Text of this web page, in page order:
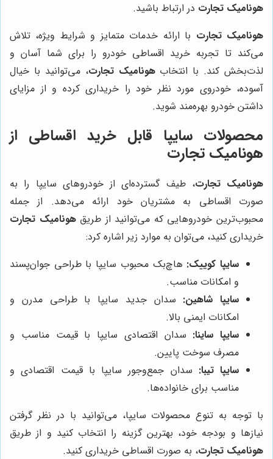
هونامیک تجارت در ارتباط باشید.
هونامیک تجارت با ارائه خدمات متمایز و شرایط ویژه، تلاش
می‌کند تا تجربه خرید اقساطی خودرو را برای شما آسان و
لذت‌بخش کند. با انتخابهونامیک تجارت، می‌توانید با خیال
آسوده، خودروی مورد نظر خود را خریداری کرده و از مزایای
داشتن خودرو بهره‌مند شوید.
محصولات سایپا قابل خرید اقساطی از
هونامیک تجارت
هونامیک تجارت، طیف گسترده‌ای از خودروهای سایپا را به
صورت اقساطی به مشتریان خود ارائه می‌دهد. از جمله
محبوب‌ترین خودروهایی که می‌توانید از طریقهونامیک تجارت
خریداری کنید، می‌توان به موارد زیر اشاره کرد:
سایپا کوییک: هاچ‌بک محبوب سایپا با طراحی جوان‌پسند
و امکانات مناسب.
سایپا شاهین: سدان جدید سایپا با طراحی مدرن و
امکانات ایمنی بالا.
سایپا ساینا: سدان اقتصادی سایپا با قیمت مناسب و
مصرف سوخت پایین.
سایپا تیبا: سدان جمع‌وجور سایپا با قیمت اقتصادی و
مناسب برای خانواده‌ها.
با توجه به تنوع محصولات سایپا، می‌توانید با در نظر گرفتن
نیازها و بودجه خود، بهترین گزینه را انتخاب کنید و از طریق
هونامیک تجارت، به صورت اقساطی خریداری کنید.